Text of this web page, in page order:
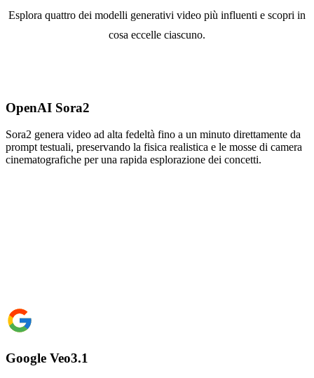
Esplora quattro dei modelli generativi video più influenti e scopri in
cosa eccelle ciascuno.
OpenAI Sora2
Sora2 genera video ad alta fedeltà fino a un minuto direttamente da
prompt testuali, preservando la fisica realistica e le mosse di camera
cinematografiche per una rapida esplorazione dei concetti.
Google Veo3.1